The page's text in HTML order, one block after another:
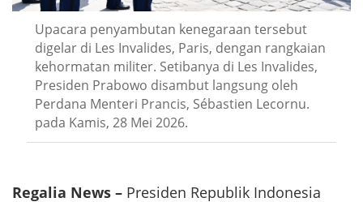
Upacara penyambutan kenegaraan tersebut
digelar di Les Invalides, Paris, dengan rangkaian
kehormatan militer. Setibanya di Les Invalides,
Presiden Prabowo disambut langsung oleh
Perdana Menteri Prancis, Sébastien Lecornu.
pada Kamis, 28 Mei 2026.
Regalia News – Presiden Republik Indonesia